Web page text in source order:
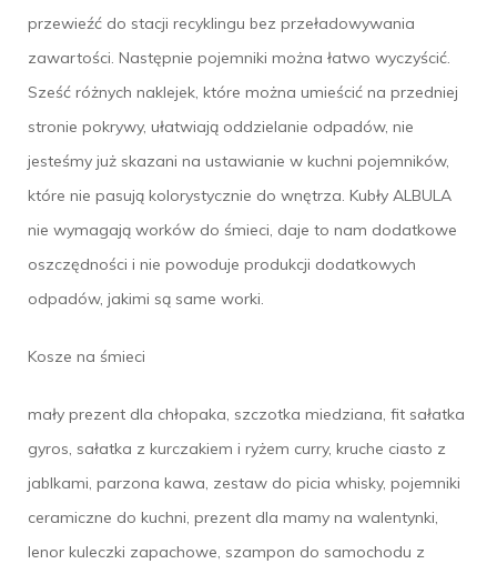
przewieźć do stacji recyklingu bez przeładowywania
zawartości. Następnie pojemniki można łatwo wyczyścić.
Sześć różnych naklejek, które można umieścić na przedniej
stronie pokrywy, ułatwiają oddzielanie odpadów, nie
jesteśmy już skazani na ustawianie w kuchni pojemników,
które nie pasują kolorystycznie do wnętrza. Kubły ALBULA
nie wymagają worków do śmieci, daje to nam dodatkowe
oszczędności i nie powoduje produkcji dodatkowych
odpadów, jakimi są same worki.
Kosze na śmieci
mały prezent dla chłopaka, szczotka miedziana, fit sałatka
gyros, sałatka z kurczakiem i ryżem curry, kruche ciasto z
jablkami, parzona kawa, zestaw do picia whisky, pojemniki
ceramiczne do kuchni, prezent dla mamy na walentynki,
lenor kuleczki zapachowe, szampon do samochodu z